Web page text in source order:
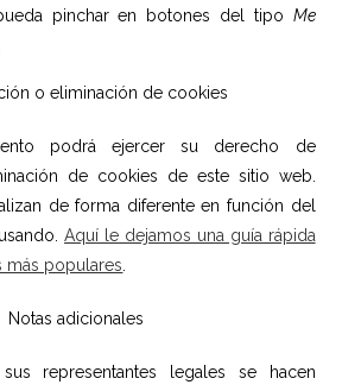
pinchar en botones del tipo Me
o eliminación de cookies
podrá ejercer su derecho de
de cookies de este sitio web.
de forma diferente en función del
Aquí le dejamos una guía rápida
más populares
Notas adicionales
representantes legales se hacen